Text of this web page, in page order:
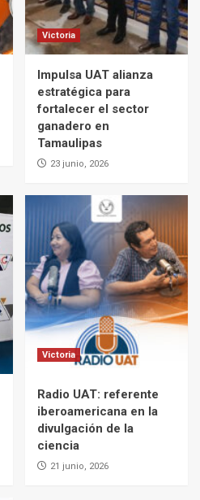
Victoria
Impulsa UAT alianza
estratégica para
fortalecer el sector
ganadero en
Tamaulipas
23 junio, 2026
Victoria
Radio UAT: referente
iberoamericana en la
divulgación de la
ciencia
21 junio, 2026